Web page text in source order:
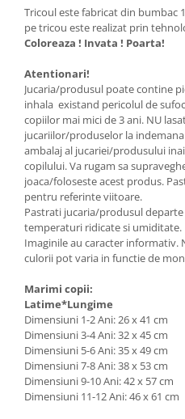
Tricoul este fabricat din bumbac
pe tricou este realizat prin
Coloreaza ! Invata ! Poarta!
Atentionari!
Jucaria/produsul poate contine
inhala existand pericolul de
copiilor mai mici de 3 ani. NU
jucariilor/produselor la
ambalaj al jucariei/produsului
copilului. Va rugam sa
joaca/foloseste acest produs.
pentru referinte viitoare.
Pastrati jucaria/produsul
temperaturi ridicate si umiditate.
Imaginile au caracter
culorii pot varia in functie de
Marimi copii:
Latime*Lungime
Dimensiuni 1-2 Ani: 26 x 41 cm
Dimensiuni 3-4 Ani: 32 x 45 cm
Dimensiuni 5-6 Ani: 35 x 49 cm
Dimensiuni 7-8 Ani: 38 x 53 cm
Dimensiuni 9-10 Ani: 42 x 57 cm
Dimensiuni 11-12 Ani: 46 x 61 cm